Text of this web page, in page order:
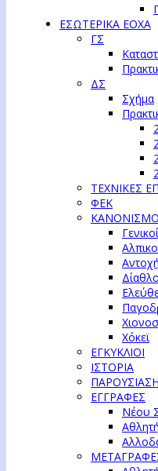
ΕΣΩΤΕΡΙΚΑ ΕΟΧΑ
ΓΣ
ΔΣ
Σχήμα
ΤΕΧΝΙΚΕΣ
ΦΕΚ
Γενικοί
Χόκεϊ
ΕΓΚΥΚΛΙΟΙ
ΙΣΤΟΡΙΑ
ΕΓΓΡΑΦΕΣ
Νέου
Αθλητή